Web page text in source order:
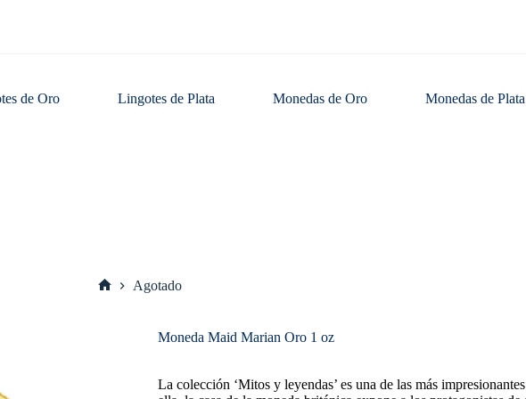
de Oro Lingotes de Plata Monedas de Oro Monedas de Plata
Agotado
Moneda Maid Marian Oro 1 oz
La colección ‘Mitos y leyendas’ es una de las más